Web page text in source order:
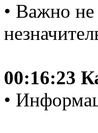
• Важно
00:16:23
•